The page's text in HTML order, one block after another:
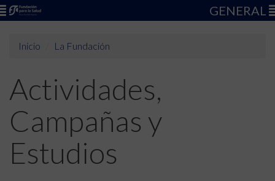
GENERAL
Inicio La Fundación
Actividades,
Campañas y
Estudios